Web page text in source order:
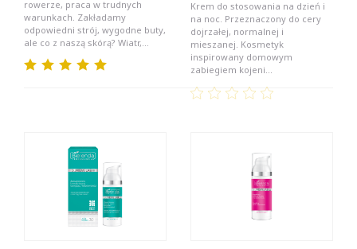
rowerze, praca w trudnych
warunkach. Zakładamy
odpowiedni strój, wygodne buty,
ale co z naszą skórą? Wiatr,...
Krem do stosowania na dzień i
na noc. Przeznaczony do cery
dojrzałej, normalnej i
mieszanej. Kosmetyk
inspirowany domowym
zabiegiem kojeni...